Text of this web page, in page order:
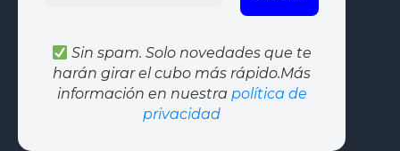
Sin spam. Solo novedades que te
harán girar el cubo más rápido.Más
información en nuestra política de
privacidad